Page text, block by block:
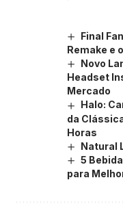
Final
Remake e
Novo
Headset
Mercado
Halo:
da
Horas
Natural
5
para